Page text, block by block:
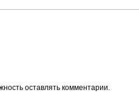
оставлять комментарии.